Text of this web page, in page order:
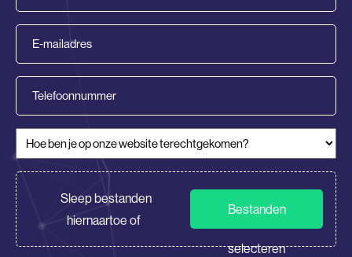
(Vereist)
Hoe ben je op onze website terechtgekomen?
CV/Motivatie
Sleep bestanden
hiernaartoe of
Bestanden
selecteren